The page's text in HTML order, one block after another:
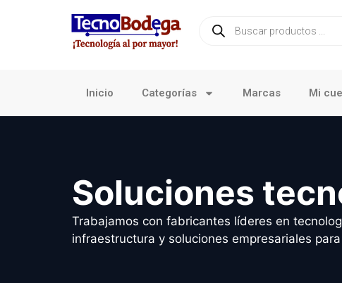
Inicio Categorías Marcas Mi
Soluciones
Trabajamos con fabricantes líderes en
infraestructura y soluciones empresariales